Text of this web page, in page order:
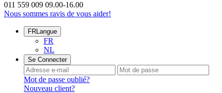
011 559 009 09.00-16.00
Nous sommes ravis de vous aider!
FRLangue
FR
NL
Se Connecter
Mot de passe oublié?
Nouveau client?